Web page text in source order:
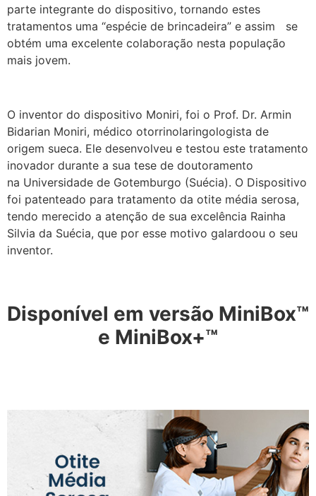
parte integrante do dispositivo, tornando estes
tratamentos uma “espécie de brincadeira” e assim se
obtém uma excelente colaboração nesta população
mais jovem.
O inventor do dispositivo Moniri, foi o Prof. Dr. Armin
Bidarian Moniri, médico otorrinolaringologista de
origem sueca. Ele desenvolveu e testou este tratamento
inovador durante a sua tese de doutoramento
na Universidade de Gotemburgo (Suécia). O Dispositivo
foi patenteado para tratamento da otite média serosa,
tendo merecido a atenção de sua excelência Rainha
Silvia da Suécia, que por esse motivo galardoou o seu
inventor.
Disponível em versão MiniBox™
e MiniBox+™